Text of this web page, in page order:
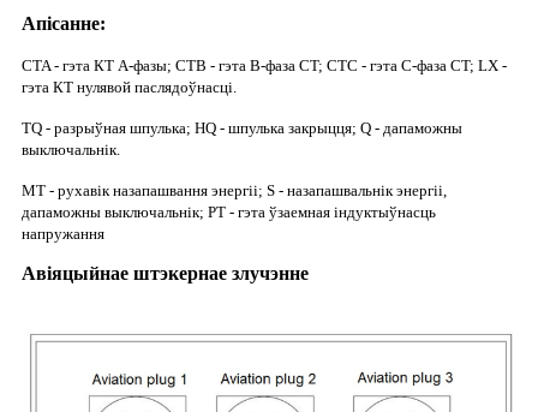
Апісанне:
CTA - гэта КТ А-фазы; CTB - гэта B-фаза CT; CTC - гэта C-фаза CT; LX -
гэта КТ нулявой паслядоўнасці.
TQ - разрыўная шпулька; HQ - шпулька закрыцця; Q - дапаможны
выключальнік.
MT - рухавік назапашвання энергіі; S - назапашвальнік энергіі,
дапаможны выключальнік; PT - гэта ўзаемная індуктыўнасць
напружання
Авіяцыйнае штэкернае злучэнне